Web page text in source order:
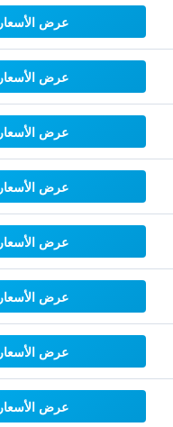
عرض الأسعار
عرض الأسعار
عرض الأسعار
عرض الأسعار
عرض الأسعار
عرض الأسعار
عرض الأسعار
عرض الأسعار